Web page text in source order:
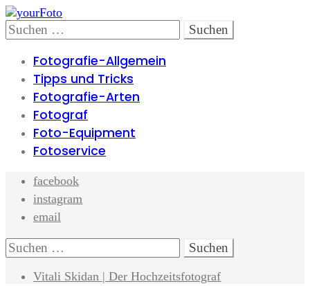
Skip
to
navigation
Skip
to
content
Search
Suchen
nach:
Fotografie-Allgemein
Tipps und Tricks
Fotografie-Arten
Fotograf
Foto-Equipment
Fotoservice
facebook
instagram
email
Search
Suchen
nach:
Vitali Skidan | Der Hochzeitsfotograf